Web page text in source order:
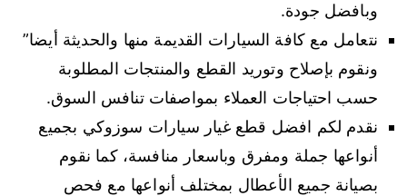
وبافضل جودة.
نتعامل مع كافة السيارات القديمة منها والحديثة أيضا”
ونقوم بإصلاح وتوريد القطع والمنتجات المطلوبة
حسب احتياجات العملاء بمواصفات تنافس السوق.
نقدم لكم افضل قطع غيار سيارات سوزوكي بجميع
أنواعها جملة ومفرق وباسعار منافسة، كما نقوم
بصيانة جميع الأعطال بمختلف أنواعها مع فحص